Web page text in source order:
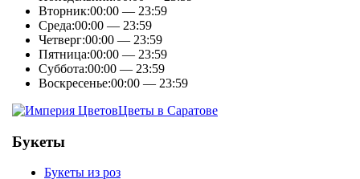
Вторник:00:00 — 23:59
Среда:00:00 — 23:59
Четверг:00:00 — 23:59
Пятница:00:00 — 23:59
Суббота:00:00 — 23:59
Воскресенье:00:00 — 23:59
Цветы в Саратове
Букеты
Букеты из роз